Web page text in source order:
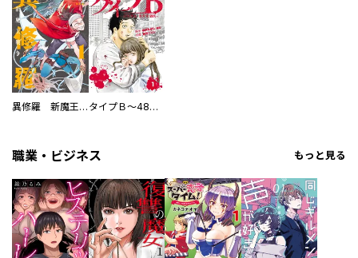
異修羅 新魔王戦争 タイプＢ～48時間後、致死率100％～【単話】
職業・ビジネス もっと見る